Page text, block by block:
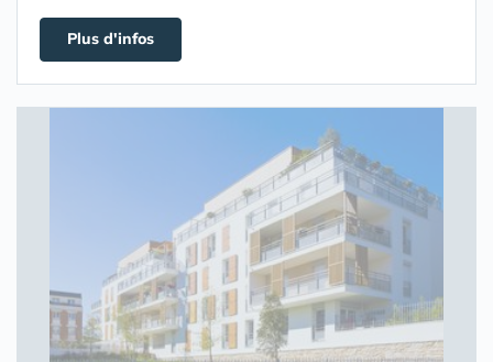
Plus d'infos